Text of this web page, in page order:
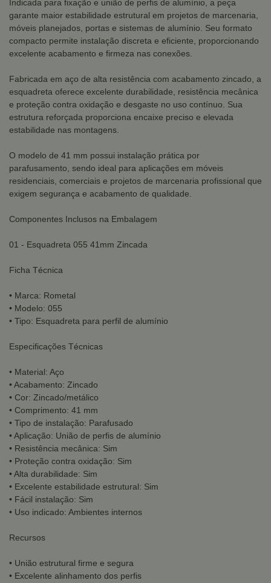
Indicada para fixação e união de perfis de alumínio, a peça
garante maior estabilidade estrutural em projetos de marcenaria,
móveis planejados, portas e sistemas de alumínio. Seu formato
compacto permite instalação discreta e eficiente, proporcionando
excelente acabamento e firmeza nas conexões.
Fabricada em aço de alta resistência com acabamento zincado, a
esquadreta oferece excelente durabilidade, resistência mecânica
e proteção contra oxidação e desgaste no uso contínuo. Sua
estrutura reforçada proporciona encaixe preciso e elevada
estabilidade nas montagens.
O modelo de 41 mm possui instalação prática por
parafusamento, sendo ideal para aplicações em móveis
residenciais, comerciais e projetos de marcenaria profissional que
exigem segurança e acabamento de qualidade.
Componentes Inclusos na Embalagem
01 - Esquadreta 055 41mm Zincada
Ficha Técnica
• Marca: Rometal
• Modelo: 055
• Tipo: Esquadreta para perfil de alumínio
Especificações Técnicas
• Material: Aço
• Acabamento: Zincado
• Cor: Zincado/metálico
• Comprimento: 41 mm
• Tipo de instalação: Parafusado
• Aplicação: União de perfis de alumínio
• Resistência mecânica: Sim
• Proteção contra oxidação: Sim
• Alta durabilidade: Sim
• Excelente estabilidade estrutural: Sim
• Fácil instalação: Sim
• Uso indicado: Ambientes internos
Recursos
• União estrutural firme e segura
• Excelente alinhamento dos perfis